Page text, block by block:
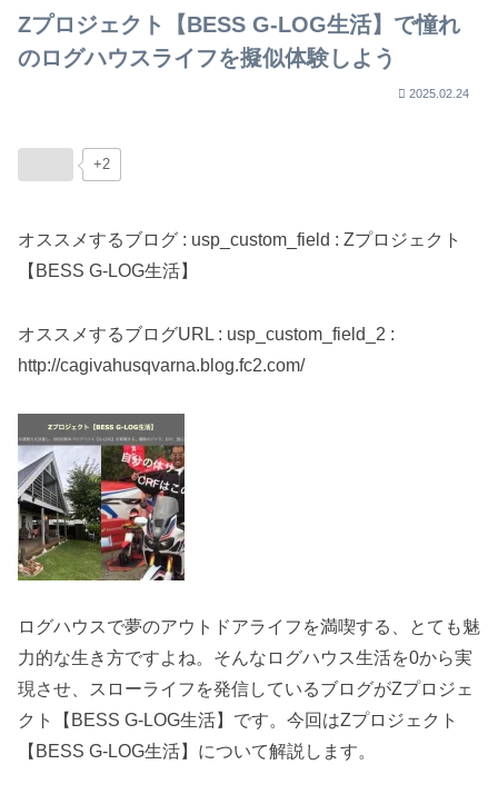
Zプロジェクト【BESS G-LOG生活】で憧れ
のログハウスライフを擬似体験しよう
2025.02.24
+2
オススメするブログ : usp_custom_field : Zプロジェクト
【BESS G-LOG生活】
オススメするブログURL : usp_custom_field_2 :
http://cagivahusqvarna.blog.fc2.com/
ログハウスで夢のアウトドアライフを満喫する、とても魅
力的な生き方ですよね。そんなログハウス生活を0から実
現させ、スローライフを発信しているブログがZプロジェ
クト【BESS G-LOG生活】です。今回はZプロジェクト
【BESS G-LOG生活】について解説します。